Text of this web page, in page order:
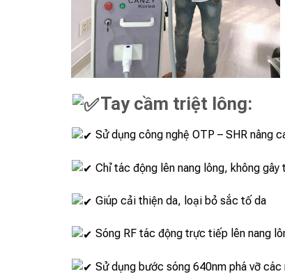
Tay cầm triệt lông:
Sử dụng công nghệ OTP – SHR nâng
Chỉ tác động lên nang lông, không
Giúp cải thiện da, loại bỏ sắc tố da
Sóng RF tác động trực tiếp lên nang
Sử dụng bước sóng 640nm phá vỡ